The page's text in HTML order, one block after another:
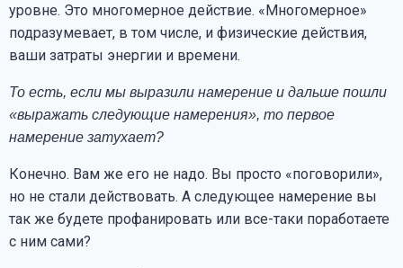
уровне. Это многомерное действие. «Многомерное»
подразумевает, в том числе, и физические действия,
ваши затраты энергии и времени.
То есть, если мы выразили намерение и дальше пошли
«выражать следующие намерения», то первое
намерение затухает?
Конечно. Вам же его не надо. Вы просто «поговорили»,
но не стали действовать. А следующее намерение вы
так же будете профанировать или все-таки поработаете
с ним сами?